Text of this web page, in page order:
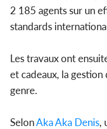
2 185 agents sur un
standards
Les travaux ont
et cadeaux, la gestion
genre.
SelonAka Aka Denis,